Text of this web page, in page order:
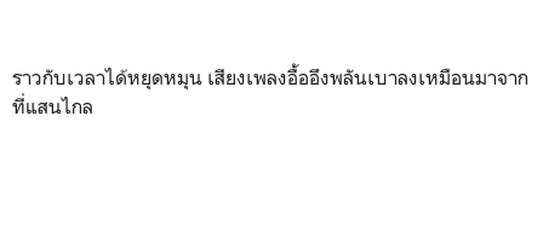
ราวกับเวลาได้หยุดหมุน เสียงเพลงอื้ออึงพลันเบาลงเหมือนมาจาก
ที่แสนไกล